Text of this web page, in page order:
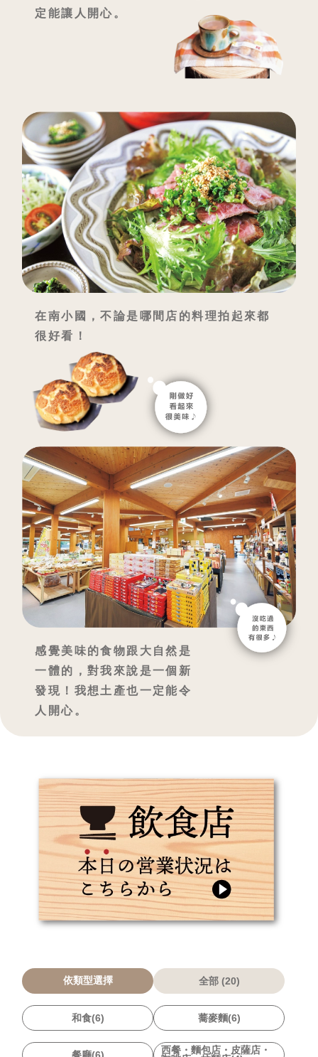
定能讓人開心。
在南小國，不論是哪間店的料理拍起來都
很好看！
感覺美味的食物跟大自然是
一體的，對我來說是一個新
發現！我想土產也一定能令
人開心。
依類型選擇 全部 (20)
和食(6) 蕎麥麵(6)
餐廳(6)
西餐・麵包店・皮薩店・